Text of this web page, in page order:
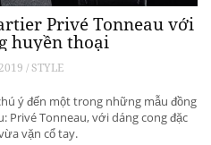
Privé Tonneau với
huyền thoại
/ STYLE
ý đến một trong những mẫu đồng
Privé Tonneau, với dáng cong đặc
vặn cổ tay.